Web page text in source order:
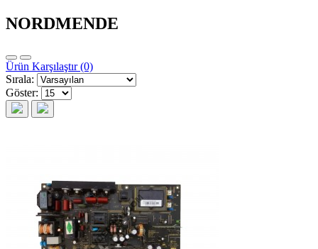
NORDMENDE
Ürün Karşılaştır (0)
Sırala:
Göster: